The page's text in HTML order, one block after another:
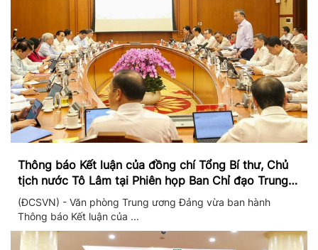
Thông báo Kết luận của đồng chí Tổng Bí thư, Chủ
tịch nước Tô Lâm tại Phiên họp Ban Chỉ đạo Trung
ương thực hiện Nghị quyết 57
(ĐCSVN) - Văn phòng Trung ương Đảng vừa ban hành
Thông báo Kết luận của ...